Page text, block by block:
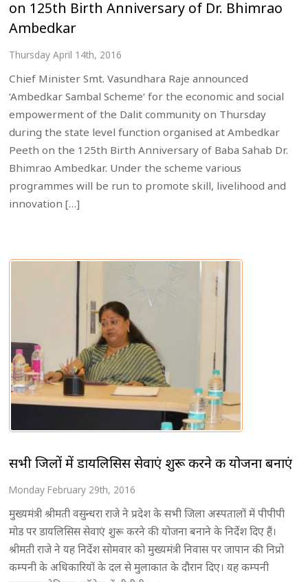
on 125th Birth Anniversary of Dr. Bhimrao
Ambedkar
Thursday April 14th, 2016
Chief Minister Smt. Vasundhara Raje announced
‘Ambedkar Sambal Scheme‘ for the economic and social
empowerment of the Dalit community on Thursday
during the state level function organised at Ambedkar
Peeth on the 125th Birth Anniversary of Baba Sahab Dr.
Bhimrao Ambedkar. Under the scheme various
programmes will be run to promote skill, livelihood and
innovation […]
सभी जिलों में डायलिसिस सेवाएं शुरू करने की योजना बनाएं
Monday February 29th, 2016
मुख्यमंत्री श्रीमती वसुन्धरा राजे ने प्रदेश के सभी जिला अस्पतालों में पीपीपी
मोड पर डायलिसिस सेवाएं शुरू करने की योजना बनाने के निर्देश दिए हैं।
श्रीमती राजे ने यह निर्देश सोमवार को मुख्यमंत्री निवास पर जापान की निप्रो
कम्पनी के अधिकारियों के दल से मुलाकात के दौरान दिए। यह कम्पनी